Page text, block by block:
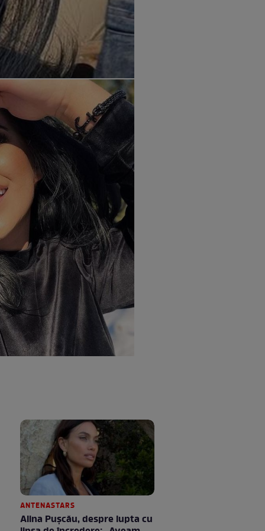
ANTENASTARS
Alina Pușcău, despre lupta cu